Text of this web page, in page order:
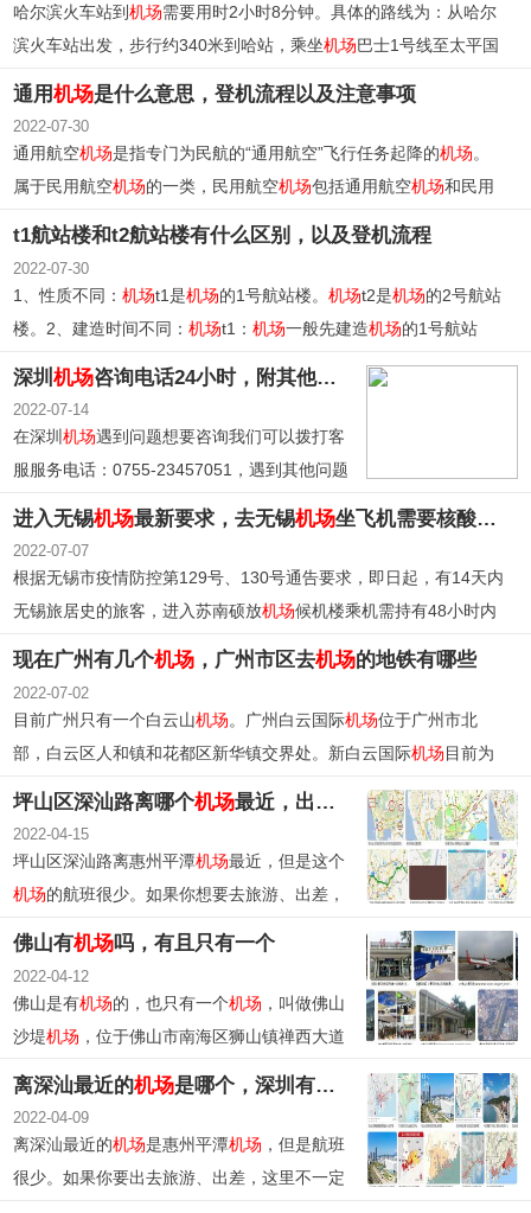
哈尔滨火车站到机场需要用时2小时8分钟。具体的路线为：从哈尔
滨火车站出发，步行约340米到哈站，乘坐机场巴士1号线至太平国
通用机场是什么意思，登机流程以及注意事项
2022-07-30
通用航空机场是指专门为民航的“通用航空”飞行任务起降的机场。
属于民用航空机场的一类，民用航空机场包括通用航空机场和民用
运输 机场。
t1航站楼和t2航站楼有什么区别，以及登机流程
2022-07-30
1、性质不同：机场t1是机场的1号航站楼。机场t2是机场的2号航站
楼。2、建造时间不同：机场t1：机场一般先建造机场的1号航站
机场需要拓宽候机、登
深圳机场咨询电话24小时，附其他服务电话及
2022-07-14
在深圳机场遇到问题想要咨询我们可以拨打客
服服务电话：0755-23457051，遇到其他问题
进入无锡机场最新要求，去无锡机场坐飞机需要核酸检测吗
2022-07-07
根据无锡市疫情防控第129号、130号通告要求，即日起，有14天内
无锡旅居史的旅客，进入苏南硕放机场候机楼乘机需持有48小时内
核酸检测阴性证明。
现在广州有几个机场 ，广州市区去机场的地铁有哪些
2022-07-02
目前广州只有一个白云山机场。广州白云国际机场位于广州市北
部，白云区人和镇和花都区新华镇交界处。新白云国际机场目前为
南方航空、海南航空、深圳航空、联邦快递及中国国际航空的重点
。除接待中国各省内外航班外，还接待亚、非、欧、北美、等
国际航班及往返。
坪山区深汕路离哪个机场最近，出入深圳最新要求
2022-04-15
坪山区深汕路离惠州平潭机场最近，但是这个
机场的航班很少。如果你想要去旅游、出差，
时间允许的话建议你把出发点改成深圳宝安国
佛山有机场吗，有且只有一个
2022-04-12
佛山是有机场的，也只有一个机场 ，叫做佛山
沙堤机场 ，位于佛山市南海区狮山镇禅西大道
成，为军用
机场。
离深汕最近的机场是哪个，深圳有几个 机场+出入深圳最
2022-04-09
离深汕最近的机场是惠州平潭机场 ，但是航班
很少。如果你要出去旅游、出差，这里不一定